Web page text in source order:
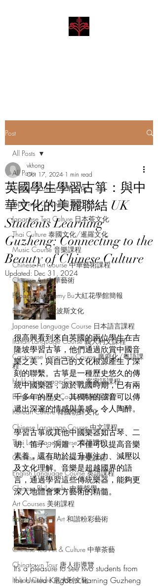
Post
All Posts
Chinese Culture 中華文化
Japanese Culture 日本文化
Japanese Tea Culture 日本茶文化
Thai Culture 泰國文化/暹羅文化
Music Course 音樂課程
Chinese Art Course 中華藝術課程
Chinese Art 中華藝術
Hibiscus Academy Bu大紅花學館簡報
Persian Culture 波斯文化
Japanese Language Course 日本語言課程
Italian Language Course 義大利文課程
Cantonese Language Course 廣府化/粵語課
程
Hakka Language Course 客家語課程
Bahasa Melayu Course 馬來語課程
Korean Culture 韓國朝鮮文化
Chinese Language Course 中文課程
Thai Language Course 泰語課程
Chinese Music Course 華樂課程
English Language Course 英語課程
Chinese Philosophy 中華哲學
Art Courses 美術課程
Pastel Nagomi Art 和諧粉彩藝術
Study Tour Info
Chinese Tea Art & Culture 中華茶藝
Chinatown Tour 唐人街導覽
Italian Culture 意大利文化
All Posts
英國學生學習古箏：與中
華文化的美麗聯結 UK
Students Learning
Guzheng: Connecting to the
Beauty of Chinese Culture
vkhong
Oct 17, 2024 1 min read
Updated: Dec 31, 2024
很高興看到來自英國的兩位學生在吉
隆坡學習古箏，他們通過欣賞中國音
樂之美，與自己的文化根源產生了深
刻的聯繫。古箏是一種歷史悠久的傳
統中國樂器，源於戰國時期，已有兩
千多年的歷史。其獨特的弦音可以傳
遞出深邃的情感與美感，令人陶醉。
學習古箏或其他中國樂器如古琴、二
胡、笛子、洞簫，不僅可以提高音樂
素養，還有助於提升專注力、減壓以
及文化理解。音樂是超越國界的語
言，通過學習這些傳統樂器，能夠更
深入地體會東方藝術的精髓。
It’s a pleasure to see two students from
the United Kingdom learning Guzheng